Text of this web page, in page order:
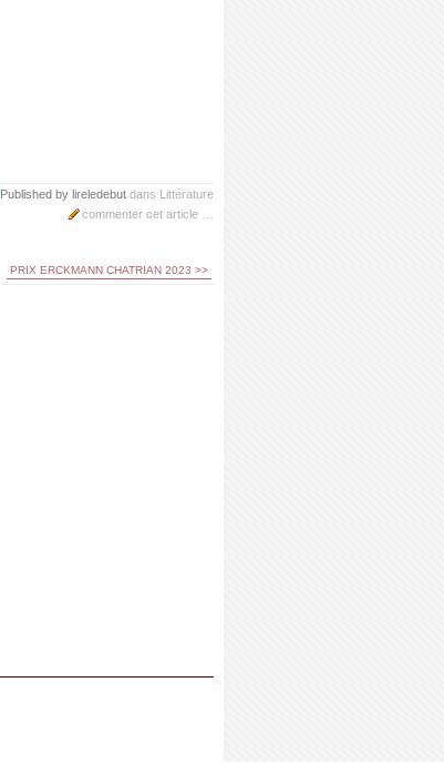
Published by lireledebut dans Littérature
commenter cet article
PRIX ERCKMANN CHATRIAN 2023 >>